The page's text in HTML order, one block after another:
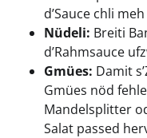
d’Sauce chli
Nüdeli: Breiti
d’Rahmsauce
Gmües: Damit
Gmües nöd
Mandelsplitter
Salat passed